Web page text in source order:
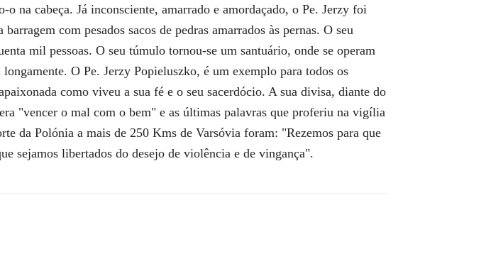
na cabeça. Já inconsciente, amarrado e amordaçado, o Pe. Jerzy foi
com pesados sacos de pedras amarrados às pernas. O seu
mil pessoas. O seu túmulo tornou-se um santuário, onde se operam
O Pe. Jerzy Popieluszko, é um exemplo para todos os
como viveu a sua fé e o seu sacerdócio. A sua divisa, diante do
"vencer o mal com o bem" e as últimas palavras que proferiu na vigília
da Polónia a mais de 250 Kms de Varsóvia foram: "Rezemos para que
sejamos libertados do desejo de violência e de vingança".